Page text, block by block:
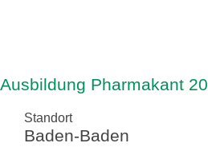
Ausbildung Pharmakant
Standort
Baden-Baden